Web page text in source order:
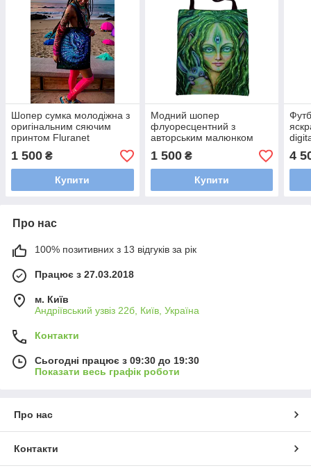
Шопер сумка молодіжна з
оригінальним сяючим
принтом Fluranet
1 500 ₴
Купити
Модний шопер
флуоресцентний з
авторським малюнком
1 500₴
Купити
4
Про нас
100% позитивних з 13 відгуків за рік
Працює з 27.03.2018
м. Київ
Андріївський узвіз 22б, Київ, Україна
Контакти
Сьогодні працює з 09:30 до 19:30
Показати весь графік роботи
Про нас
Контакти